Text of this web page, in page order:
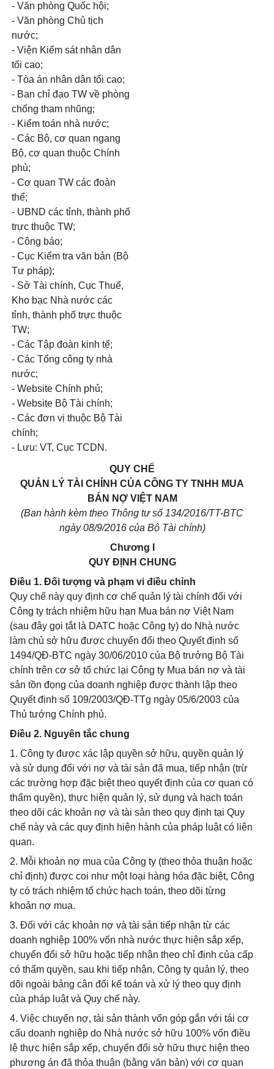
- Văn phòng Quốc hội;
- Văn phòng Chủ tịch
nước;
- Viện Kiểm sát nhân dân
tối cao;
- Tòa án nhân dân tối cao;
- Ban chỉ đạo TW về phòng
chống tham nhũng;
- Kiểm toán nhà nước;
- Các Bộ, cơ quan ngang
Bộ, cơ quan thuộc Chính
phủ;
- Cơ quan TW các đoàn
thể;
- UBND các tỉnh, thành phố
trực thuộc TW;
- Công báo;
- Cục Kiểm tra văn bản (Bộ
Tư pháp);
- Sở Tài chính, Cục Thuế,
Kho bạc Nhà nước các
tỉnh, thành phố trực thuộc
TW;
- Các Tập đoàn kinh tế;
- Các Tổng công ty nhà
nước;
- Website Chính phủ;
- Website Bộ Tài chính;
- Các đơn vị thuộc Bộ Tài
chính;
- Lưu: VT, Cục TCDN.
QUY CHẾ
QUẢN LÝ TÀI CHÍNH CỦA CÔNG TY TNHH MUA
BÁN NỢ VIỆT NAM
(Ban hành kèm theo Thông tư số 134/2016/TT-BTC
ngày 08/9/2016 của Bộ Tài chính)
Chương I
QUY ĐỊNH CHUNG
Điều 1. Đối tượng và phạm vi điều chỉnh
Quy chế này quy định cơ chế quản lý tài chính đối với
Công ty trách nhiệm hữu hạn Mua bán nợ Việt Nam
(sau đây gọi tắt là DATC hoặc Công ty) do Nhà nước
làm chủ sở hữu được chuyển đổi theo Quyết định số
1494/QĐ-BTC ngày 30/06/2010 của Bộ trưởng Bộ Tài
chính trên cơ sở tổ chức lại Công ty Mua bán nợ và tài
sản tồn đọng của doanh nghiệp được thành lập theo
Quyết định số 109/2003/QĐ-TTg ngày 05/6/2003 của
Thủ tướng Chính phủ.
Điều 2. Nguyên tắc chung
1. Công ty được xác lập quyền sở hữu, quyền quản lý
và sử dụng đối với nợ và tài sản đã mua, tiếp nhận (trừ
các trường hợp đặc biệt theo quyết định của cơ quan có
thẩm quyền), thực hiện quản lý, sử dụng và hạch toán
theo dõi các khoản nợ và tài sản theo quy định tại Quy
chế này và các quy định hiện hành của pháp luật có liên
quan.
2. Mỗi khoản nợ mua của Công ty (theo thỏa thuận hoặc
chỉ định) được coi như một loại hàng hóa đặc biệt, Công
ty có trách nhiệm tổ chức hạch toán, theo dõi từng
khoản nợ mua.
3. Đối với các khoản nợ và tài sản tiếp nhận từ các
doanh nghiệp 100% vốn nhà nước thực hiện sắp xếp,
chuyển đổi sở hữu hoặc tiếp nhận theo chỉ định của cấp
có thẩm quyền, sau khi tiếp nhận, Công ty quản lý, theo
dõi ngoài bảng cân đối kế toán và xử lý theo quy định
của pháp luật và Quy chế này.
4. Việc chuyển nợ, tài sản thành vốn góp gắn với tái cơ
cấu doanh nghiệp do Nhà nước sở hữu 100% vốn điều
lệ thực hiện sắp xếp, chuyển đổi sở hữu thực hiện theo
phương án đã thỏa thuận (bằng văn bản) với cơ quan